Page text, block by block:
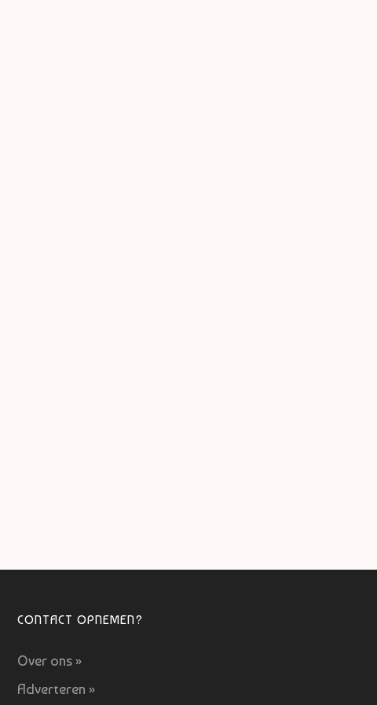
CONTACT OPNEMEN?
Over ons »
Adverteren »